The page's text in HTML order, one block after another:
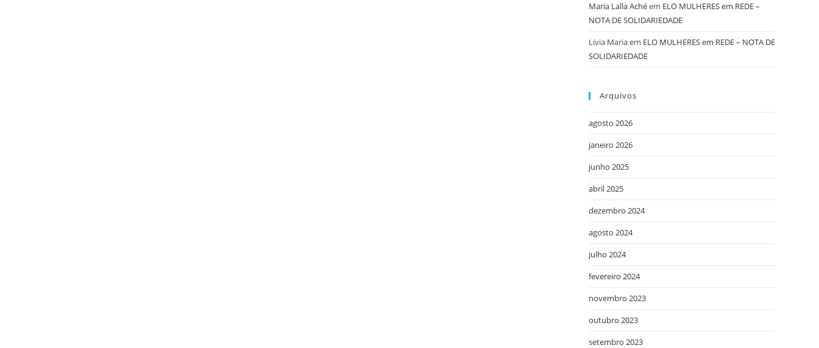
Maria Lalla Achéem ELO MULHERES em REDE –
NOTA DE SOLIDARIEDADE
Livia Mariaem ELO MULHERES em REDE – NOTA DE
SOLIDARIEDADE
Arquivos
agosto 2026
janeiro 2026
junho 2025
abril 2025
dezembro 2024
agosto 2024
julho 2024
fevereiro 2024
novembro 2023
outubro 2023
setembro 2023